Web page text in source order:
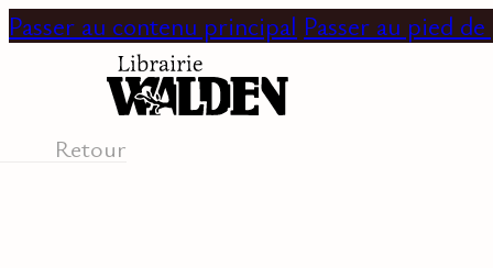
Passer au contenu principal Passer au pied de
Retour